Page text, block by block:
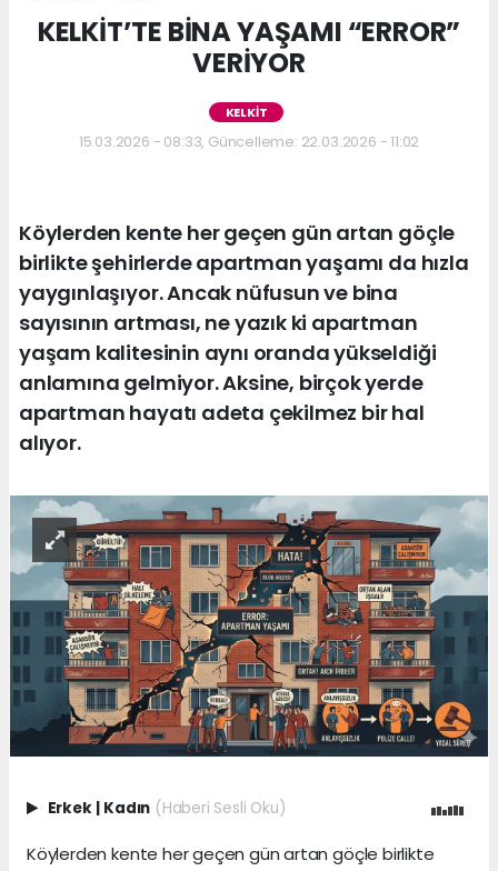
KELKİT’TE BİNA YAŞAMI “ERROR”
VERİYOR
KELKİT
15.03.2026 - 08:33, Güncelleme: 22.03.2026 - 11:02
Köylerden kente her geçen gün artan göçle
birlikte şehirlerde apartman yaşamı da hızla
yaygınlaşıyor. Ancak nüfusun ve bina
sayısının artması, ne yazık ki apartman
yaşam kalitesinin aynı oranda yükseldiği
anlamına gelmiyor. Aksine, birçok yerde
apartman hayatı adeta çekilmez bir hal
alıyor.
Erkek | Kadın (Haberi Sesli Oku)
Köylerden kente her geçen gün artan göçle birlikte